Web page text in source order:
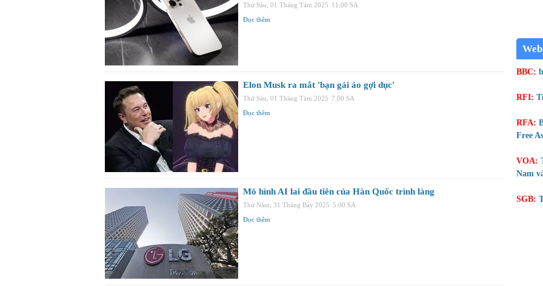
Thứ Sáu, 01 Tháng Tám 2025 11:00 SA
Đọc thêm
Elon Musk ra mắt 'bạn gái ảo gợi dục'
Thứ Sáu, 01 Tháng Tám 2025 7:00 SA
Đọc thêm
Mô hình AI lai đầu tiên của Hàn Quốc trình làng
Thứ Năm, 31 Tháng Bảy 2025 5:00 SA
Đọc thêm
BBC:
RFI:
RFA:
Free
VOA:
Nam
SGB: